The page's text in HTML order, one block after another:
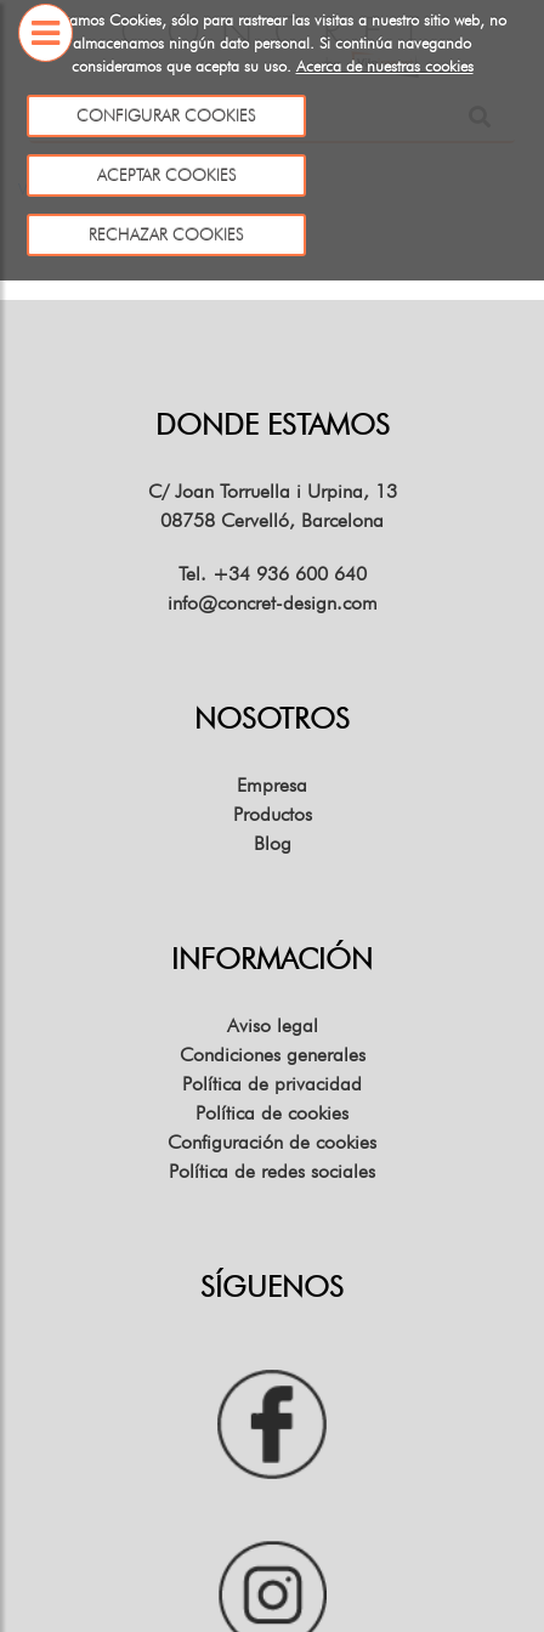
Utilizamos Cookies, sólo para rastrear las visitas a nuestro sitio web, no
almacenamos ningún dato personal. Si continúa navegando
consideramos que acepta su uso. Acerca de nuestras cookies
CONFIGURAR COOKIES
ACEPTAR COOKIES
RECHAZAR COOKIES
SOBRE
Este producto no existe o no está a la venta
Volver
DONDE ESTAMOS
C/ Joan Torruella i Urpina, 13
08758 Cervelló, Barcelona
Tel. +34 936 600 640
info@concret-design.com
NOSOTROS
Empresa
Productos
Blog
INFORMACIÓN
Aviso legal
Condiciones generales
Política de privacidad
Política de cookies
Configuración de cookies
Política de redes sociales
SÍGUENOS